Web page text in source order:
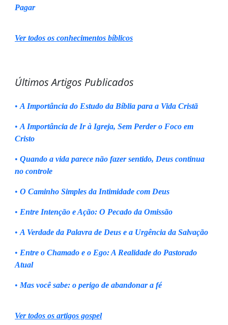
Pagar
Ver todos os conhecimentos bíblicos
Últimos Artigos Publicados
• A Importância do Estudo da Bíblia para a Vida Cristã
• A Importância de Ir à Igreja, Sem Perder o Foco em
Cristo
• Quando a vida parece não fazer sentido, Deus continua
no controle
• O Caminho Simples da Intimidade com Deus
• Entre Intenção e Ação: O Pecado da Omissão
• A Verdade da Palavra de Deus e a Urgência da Salvação
• Entre o Chamado e o Ego: A Realidade do Pastorado
Atual
• Mas você sabe: o perigo de abandonar a fé
Ver todos os artigos gospel